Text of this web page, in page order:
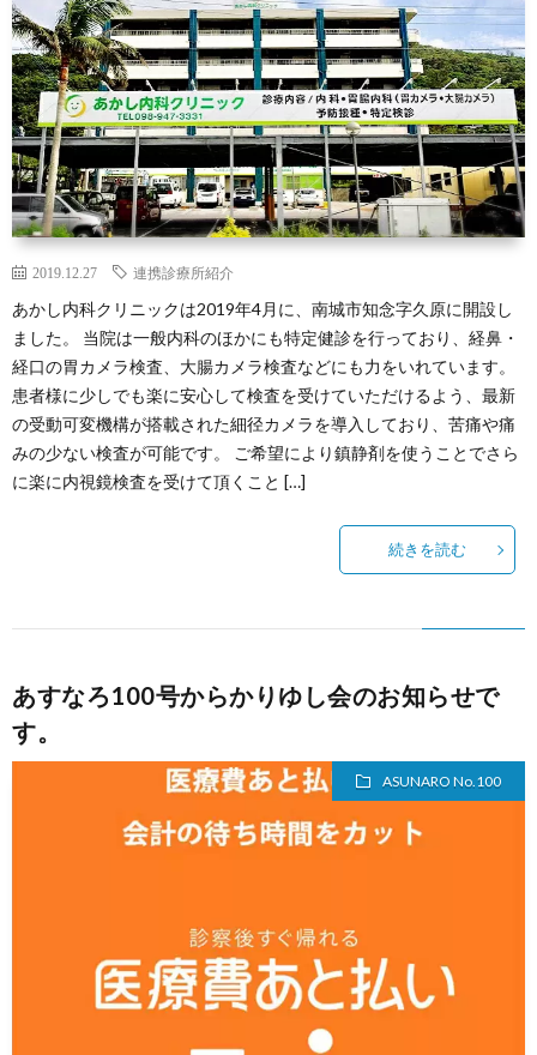
2019.12.27 連携診療所紹介
あかし内科クリニックは2019年4月に、南城市知念字久原に開設し
ました。 当院は一般内科のほかにも特定健診を行っており、経鼻・
経口の胃カメラ検査、大腸カメラ検査などにも力をいれています。
患者様に少しでも楽に安心して検査を受けていただけるよう、最新
の受動可変機構が搭載された細径カメラを導入しており、苦痛や痛
みの少ない検査が可能です。 ご希望により鎮静剤を使うことでさら
に楽に内視鏡検査を受けて頂くこと […]
続きを読む
あすなろ100号からかりゆし会のお知らせで
す。
ASUNARO No.100